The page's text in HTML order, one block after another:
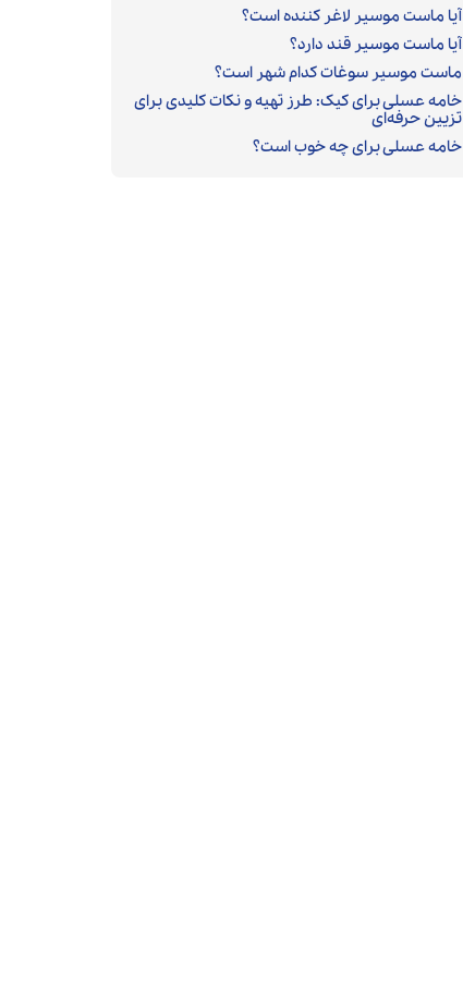
آیا ماست موسیر لاغر کننده است؟
آیا ماست موسیر قند دارد؟
ماست موسیر سوغات کدام شهر است؟
خامه عسلی برای کیک: طرز تهیه و نکات کلیدی برای
تزیین حرفه‌ای
خامه عسلی برای چه خوب است؟